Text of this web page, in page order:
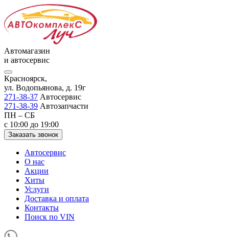
Автомагазин
и автосервис
Красноярск,
ул. Водопьянова, д. 19г
271-38-37 Автосервис
271-38-39 Автозапчасти
ПН – СБ
с 10:00 до 19:00
Заказать звонок
Автосервис
О нас
Акции
Хиты
Услуги
Доставка и оплата
Контакты
Поиск по VIN